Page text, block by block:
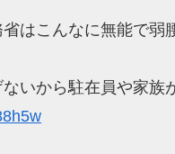
はこんなに無能で弱
いから駐在員や家族